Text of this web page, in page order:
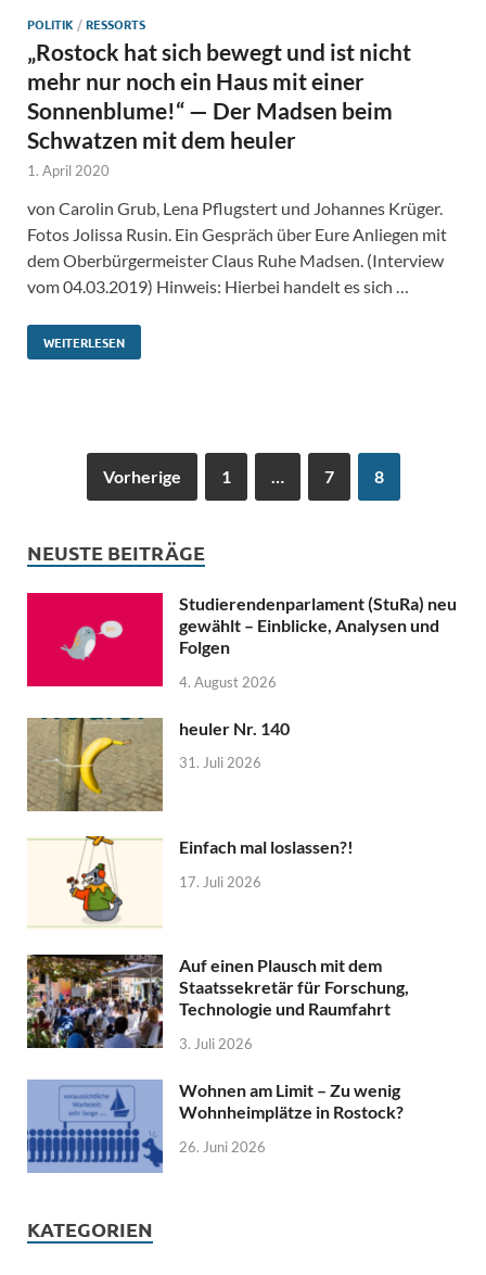
POLITIK /RESSORTS
„Rostock hat sich bewegt und ist nicht
mehr nur noch ein Haus mit einer
Sonnenblume!“ — Der Madsen beim
Schwatzen mit dem heuler
1. April 2020
von Carolin Grub, Lena Pflugstert und Johannes Krüger.
Fotos Jolissa Rusin. Ein Gespräch über Eure Anliegen mit
dem Oberbürgermeister Claus Ruhe Madsen. (Interview
vom 04.03.2019) Hinweis: Hierbei handelt es sich …
WEITERLESEN
Vorherige 1 … 7 8
NEUSTE BEITRÄGE
Studierendenparlament (StuRa) neu
gewählt – Einblicke, Analysen und
Folgen
4. August 2026
heuler Nr. 140
31. Juli 2026
Einfach mal loslassen?!
17. Juli 2026
Auf einen Plausch mit dem
Staatssekretär für Forschung,
Technologie und Raumfahrt
3. Juli 2026
Wohnen am Limit – Zu wenig
Wohnheimplätze in Rostock?
26. Juni 2026
KATEGORIEN